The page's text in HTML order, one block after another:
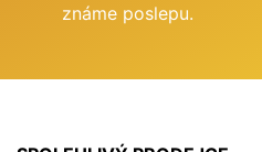
známe poslepu.